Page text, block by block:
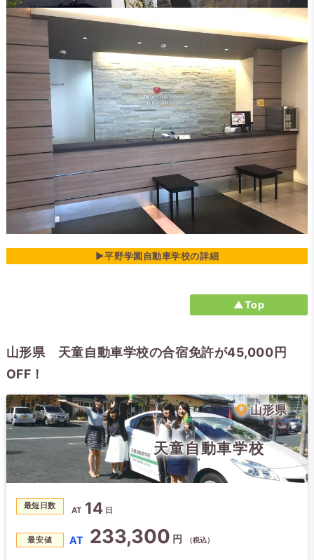
▶平野学園自動車学校の詳細
▲Top
山形県 天童自動車学校の合宿免許が45,000円
OFF！
山形県
天童自動車学校
最短日数 AT 14 日
最安値 AT 233,300 円 （税込）